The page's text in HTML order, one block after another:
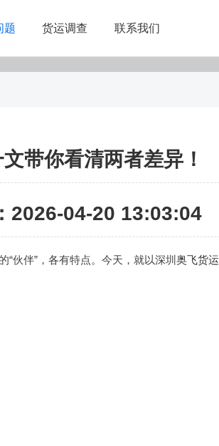
题 货运调查 联系我们
带你看清两者差异！
2026-04-20 13:03:04
伙伴”，各有特点。今天，就以深圳 奥飞货运